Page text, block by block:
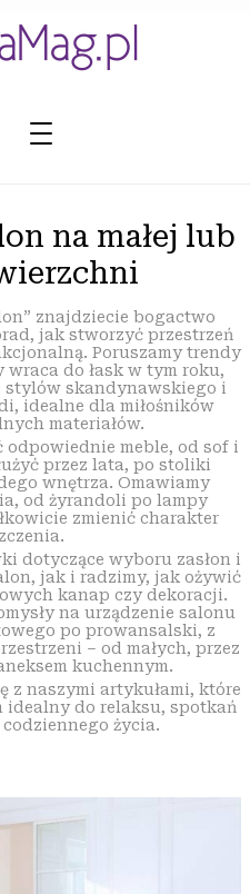
na małej lub
znajdziecie bogactwo
jak stworzyć przestrzeń
Poruszamy trendy
do łask w tym roku,
stylów skandynawskiego i
idealne dla miłośników
materiałów.
meble, od sof i
przez lata, po stoliki
wnętrza. Omawiamy
od żyrandoli po lampy
zmienić charakter
dotyczące wyboru zasłon i
jak i radzimy, jak ożywić
kanap czy dekoracji.
na urządzenie salonu
po prowansalski, z
– od małych, przez
kuchennym.
z naszymi artykułami, które
idealny do relaksu, spotkań
życia.